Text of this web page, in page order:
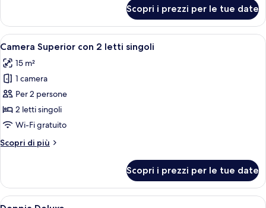
Standard
con
2
singoli
Scopri i prezzi per le tue date
Apri
tutte
le
foto
per
Camera
Superior
2
Una moderna camera d'albergo
6
Camera Superior con 2 letti singoli
15 m²
1 camera
Per 2 persone
2 letti singoli
Wi-Fi gratuito
Scopri di più
Altri
Superior
con
Scopri i prezzi per le tue date
Apri Doppia Deluxe | Postazione laptop,